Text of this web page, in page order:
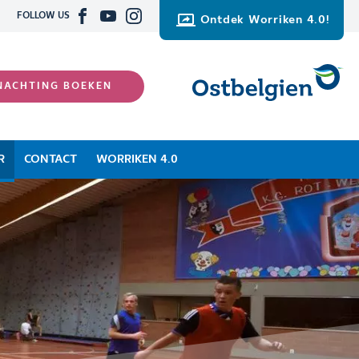
FOLLOW US Ontdek Worriken 4.0!
BOEKEN
CONTACT WORRIKEN 4.0